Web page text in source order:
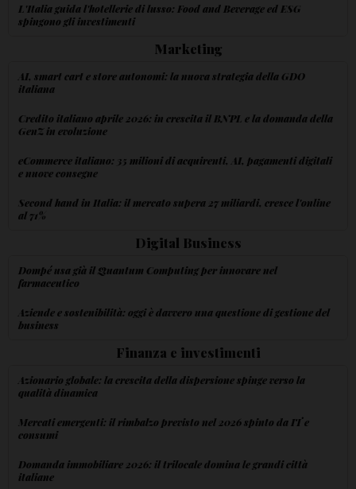
L'Italia guida l'hotellerie di lusso: Food and Beverage ed ESG
spingono gli investimenti
Marketing
AI, smart cart e store autonomi: la nuova strategia della GDO
italiana
Credito italiano aprile 2026: in crescita il BNPL e la domanda della
GenZ in evoluzione
eCommerce italiano: 35 milioni di acquirenti, AI, pagamenti digitali
e nuove consegne
Second hand in Italia: il mercato supera 27 miliardi, cresce l'online
al 71%
Digital Business
Dompé usa già il Quantum Computing per innovare nel
farmaceutico
Aziende e sostenibilità: oggi è davvero una questione di gestione del
business
Finanza e investimenti
Azionario globale: la crescita della dispersione spinge verso la
qualità dinamica
Mercati emergenti: il rimbalzo previsto nel 2026 spinto da IT e
consumi
Domanda immobiliare 2026: il trilocale domina le grandi città
italiane